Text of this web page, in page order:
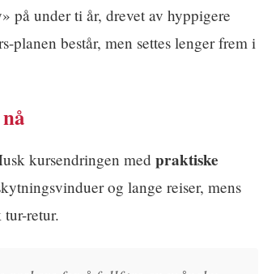
på under ti år, drevet av hyppigere
planen består, men settes lenger frem i
kursendringen med praktiske
og lange reiser, mens
retur.